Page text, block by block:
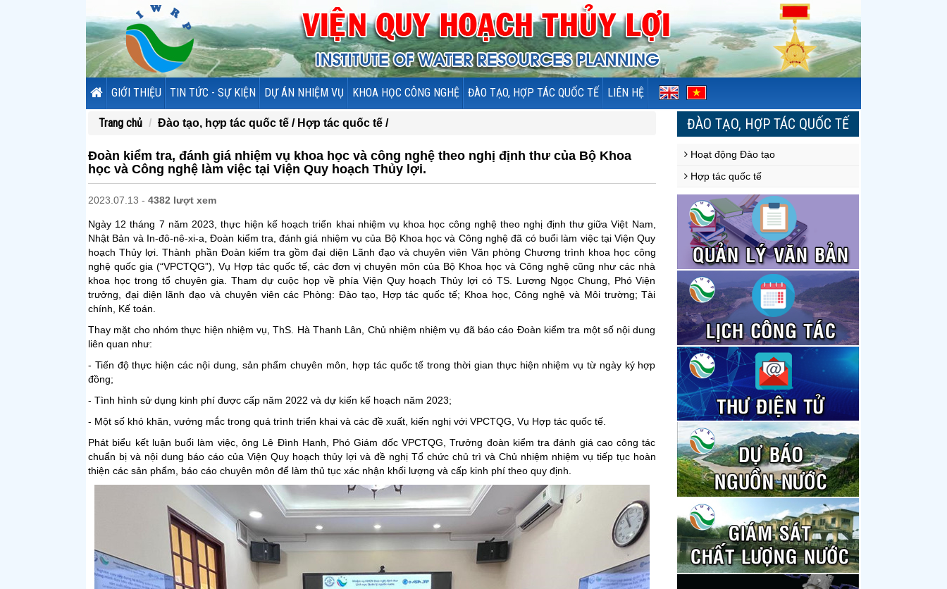
GIỚI THIỆU TIN TỨC - SỰ KIỆN DỰ ÁN NHIỆM VỤ KHOA HỌC CÔNG NGHỆ ĐÀO TẠO, HỢP TÁC QUỐC TẾ LIÊN HỆ
Trang chủ Đào tạo, hợp tác quốc tế / Hợp tác quốc tế /
Đoàn kiểm tra, đánh giá nhiệm vụ khoa học và công nghệ theo nghị định thư của Bộ Khoa
học và Công nghệ làm việc tại Viện Quy hoạch Thủy lợi.
2023.07.13 - 4382 lượt xem
Ngày 12 tháng 7 năm 2023, thực hiện kế hoạch triển khai nhiệm vụ khoa học công nghệ theo nghị định thư giữa Việt Nam,
Nhật Bản và In-đô-nê-xi-a, Đoàn kiểm tra, đánh giá nhiệm vụ của Bộ Khoa học và Công nghệ đã có buổi làm việc tại Viện Quy
hoạch Thủy lợi. Thành phần Đoàn kiểm tra gồm đại diện Lãnh đạo và chuyên viên Văn phòng Chương trình khoa học công
nghệ quốc gia (“VPCTQG”), Vụ Hợp tác quốc tế, các đơn vị chuyên môn của Bộ Khoa học và Công nghệ cũng như các nhà
khoa học trong tổ chuyên gia. Tham dự cuộc họp về phía Viện Quy hoạch Thủy lợi có TS. Lương Ngọc Chung, Phó Viện
trưởng, đại diện lãnh đạo và chuyên viên các Phòng: Đào tạo, Hợp tác quốc tế; Khoa học, Công nghệ và Môi trường; Tài
chính, Kế toán.
Thay mặt cho nhóm thực hiện nhiệm vụ, ThS. Hà Thanh Lân, Chủ nhiệm nhiệm vụ đã báo cáo Đoàn kiểm tra một số nội dung
liên quan như:
- Tiến độ thực hiện các nội dung, sản phẩm chuyên môn, hợp tác quốc tế trong thời gian thực hiện nhiệm vụ từ ngày ký hợp
đồng;
- Tình hình sử dụng kinh phí được cấp năm 2022 và dự kiến kế hoạch năm 2023;
- Một số khó khăn, vướng mắc trong quá trình triển khai và các đề xuất, kiến nghị với VPCTQG, Vụ Hợp tác quốc tế.
Phát biểu kết luận buổi làm việc, ông Lê Đình Hanh, Phó Giám đốc VPCTQG, Trưởng đoàn kiểm tra đánh giá cao công tác
chuẩn bị và nội dung báo cáo của Viện Quy hoạch thủy lợi và đề nghị Tổ chức chủ trì và Chủ nhiệm nhiệm vụ tiếp tục hoàn
thiện các sản phẩm, báo cáo chuyên môn để làm thủ tục xác nhận khối lượng và cấp kinh phí theo quy định.
ĐÀO TẠO, HỢP TÁC QUỐC TẾ
Hoạt động Đào tạo
Hợp tác quốc tế